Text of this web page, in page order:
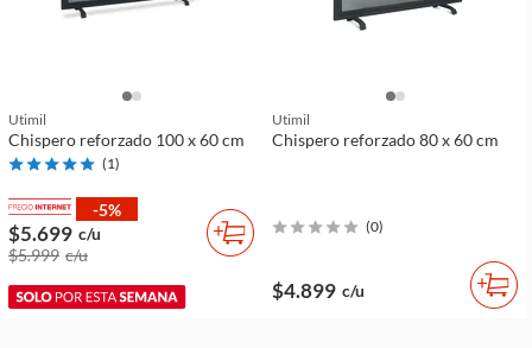
Utimil
Chispero reforzado 100 x 60 cm
(1)
-5%
$5.699 c/u
$5.999 c/u
Utimil
Chispero reforzado 80 x 60 cm
(0)
$4.899 c/u